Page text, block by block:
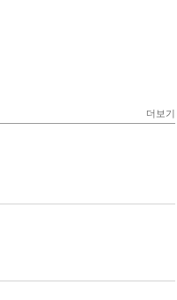
더보기